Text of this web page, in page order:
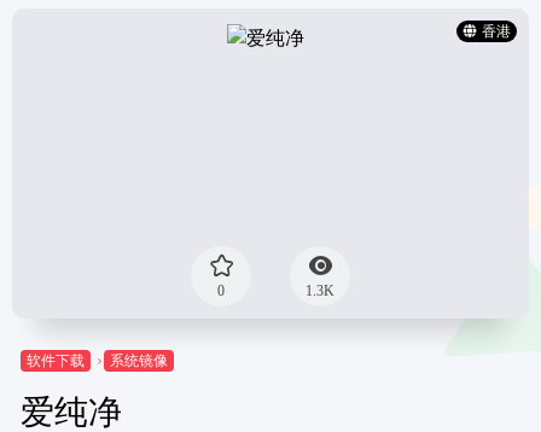
香港
0 1.3K
软件下载 系统镜像
爱纯净